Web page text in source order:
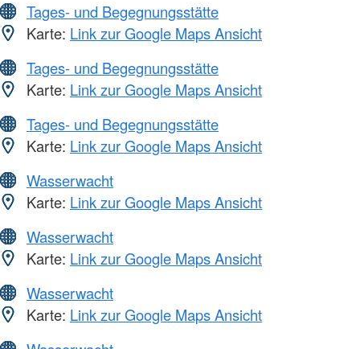
Tages- und Begegnungsstätte
Karte: Link zur Google Maps Ansicht
Tages- und Begegnungsstätte
Karte: Link zur Google Maps Ansicht
Tages- und Begegnungsstätte
Karte: Link zur Google Maps Ansicht
Wasserwacht
Karte: Link zur Google Maps Ansicht
Wasserwacht
Karte: Link zur Google Maps Ansicht
Wasserwacht
Karte: Link zur Google Maps Ansicht